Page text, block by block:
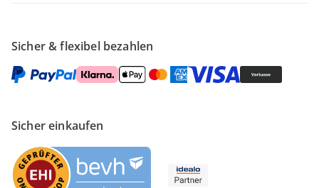
Sicher & flexibel bezahlen
Sicher einkaufen